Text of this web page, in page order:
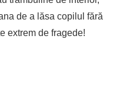
de a lăsa copilul fără
extrem de fragede!